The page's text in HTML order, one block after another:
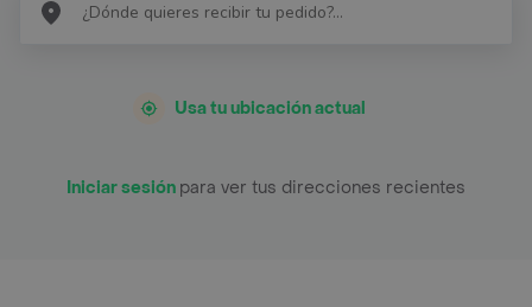
Usa tu ubicación actual
Iniciar sesión para ver tus direcciones recientes